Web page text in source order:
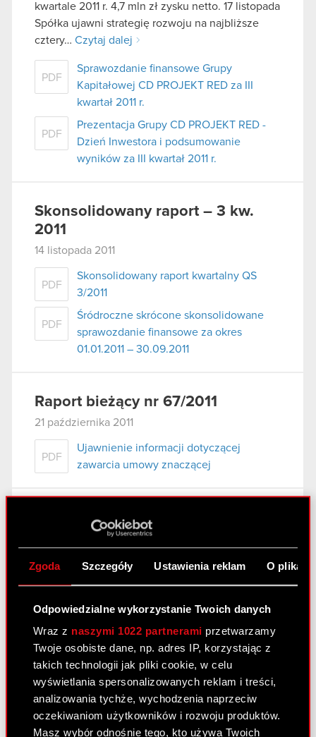
Zgoda Szczegóły Ustawienia reklam O
Odpowiedzialne wykorzystanie Twoich danych
Wraz z naszymi 1022 partnerami przetwarzamy
Twoje osobiste dane, np. adres IP, korzystając z
takich technologii jak pliki cookie, w celu
wyświetlania spersonalizowanych reklam i treści,
analizowania tychże, wychodzenia naprzeciw
oczekiwaniom użytkowników i rozwoju produktów.
Masz wybór odnośnie tego, kto używa Twoich
kwartale 2011 r. 4,7 mln zł zysku netto. 17 listopada
Spółka ujawni strategię rozwoju na najbliższe
cztery… Czytaj dalej
PDF
Sprawozdanie finansowe Grupy
Kapitałowej CD PROJEKT RED za III
kwartał 2011 r.
PDF
Prezentacja Grupy CD PROJEKT RED -
Dzień Inwestora i podsumowanie
wyników za III kwartał 2011 r.
Skonsolidowany raport – 3 kw.
2011
14 listopada 2011
PDF
Skonsolidowany raport kwartalny QS
3/2011
PDF
Śródroczne skrócone skonsolidowane
sprawozdanie finansowe za okres
01.01.2011 – 30.09.2011
Raport bieżący nr 67/2011
21 października 2011
PDF
Ujawnienie informacji dotyczącej
zawarcia umowy znaczącej
Raport bieżący nr 66/2011
21 października 2011
PDF
Ujawnienie informacji dotyczącej umowy
Raport bieżący nr 66/2011
21 października 2011
PDF
Ujawnienie informacji dotyczącej umowy
znaczącej